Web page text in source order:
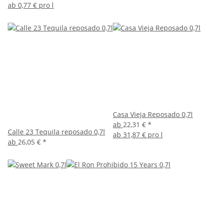
ab 0,77 € pro l
Calle 23 Tequila reposado 0,7l
ab 26,05 € *
Casa Vieja Reposado 0,7l
ab 22,31 € *
ab 31,87 € pro l